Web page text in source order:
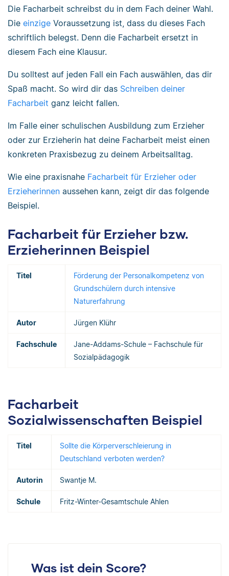
Die Facharbeit schreibst du in dem Fach deiner Wahl.
Die einzige Voraussetzung ist, dass du dieses Fach
schriftlich belegst. Denn die Facharbeit ersetzt in
diesem Fach eine Klausur.
Du solltest auf jeden Fall ein Fach auswählen, das dir
Spaß macht. So wird dir das Schreiben deiner
Facharbeit ganz leicht fallen.
Im Falle einer schulischen Ausbildung zum Erzieher
oder zur Erzieherin hat deine Facharbeit meist einen
konkreten Praxisbezug zu deinem Arbeitsalltag.
Wie eine praxisnahe Facharbeit für Erzieher oder
Erzieherinnen aussehen kann, zeigt dir das folgende
Beispiel.
Facharbeit für Erzieher bzw.
Erzieherinnen Beispiel
Titel
Förderung der Personalkompetenz von
Grundschülern durch intensive
Naturerfahrung
Autor Jürgen Klühr
Fachschule
Jane-Addams-Schule – Fachschule für
Sozialpädagogik
Facharbeit
Sozialwissenschaften Beispiel
Titel
Sollte die Körperverschleierung in
Deutschland verboten werden?
Autorin Swantje M.
Schule Fritz-Winter-Gesamtschule Ahlen
Was ist dein Score?